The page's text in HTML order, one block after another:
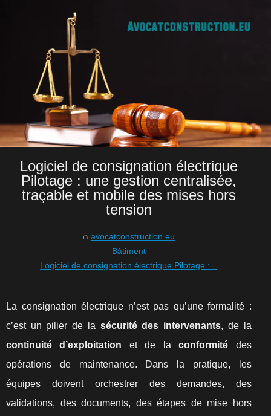
Logiciel de consignation électrique
Pilotage : une gestion centralisée,
traçable et mobile des mises hors
tension
avocatconstruction.eu
Bâtiment
Logiciel de consignation électrique Pilotage :...
La consignation électrique n’est pas qu’une formalité :
c’est un pilier de la sécurité des intervenants, de la
continuité d’exploitation et de laconformité des
opérations de maintenance. Dans la pratique, les
équipes doivent orchestrer des demandes, des
validations, des documents, des étapes de mise hors